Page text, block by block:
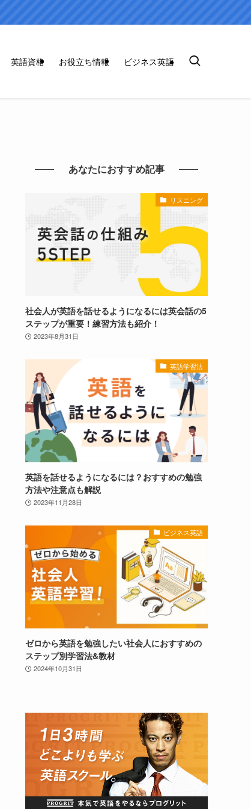
英語資格 お役立ち情報 ビジネス英語
あなたにおすすめ記事
リスニング
社会人が英語を話せるようになるには英会話の5
ステップが重要！練習方法も紹介！
2023年8月31日
英語学習法
英語を話せるようになるには？おすすめの勉強
方法や注意点も解説
2023年11月28日
ビジネス英語
ゼロから英語を勉強したい社会人におすすめの
ステップ別学習法&教材
2024年10月31日